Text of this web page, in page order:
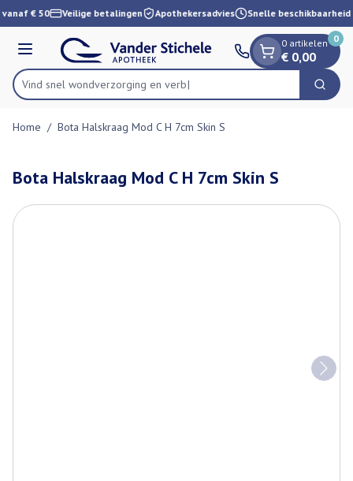
Ga naar de inhoud
1 van 1
€ 50 Veilige betalingen Apothekersadvies Snelle beschikbaarheid
Menu
Product, merk, categorie...
Vind snel wondverzorging Zoek
0 artikelen
€ 0,00
0
Home / Bota Halskraag Mod C H 7cm Skin S
Bota Halskraag Mod C H 7cm Skin S